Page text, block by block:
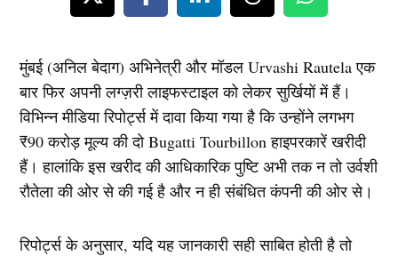
मुंबई (अनिल बेदाग) अभिनेत्री और मॉडल Urvashi Rautela एक
बार फिर अपनी लग्ज़री लाइफस्टाइल को लेकर सुर्खियों में हैं।
विभिन्न मीडिया रिपोर्ट्स में दावा किया गया है कि उन्होंने लगभग
₹90 करोड़ मूल्य की दो Bugatti Tourbillon हाइपरकारें खरीदी
हैं। हालांकि इस खरीद की आधिकारिक पुष्टि अभी तक न तो उर्वशी
रौतेला की ओर से की गई है और न ही संबंधित कंपनी की ओर से।
रिपोर्ट्स के अनुसार, यदि यह जानकारी सही साबित होती है तो